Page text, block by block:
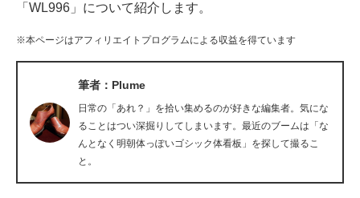
企業ITのトレンドを詳説
経営リーダーのコミュニティ
マーケ×ITの今がよく分かる
「WL996」について紹介します。
※本ページはアフィリエイトプログラムによる収益を得ています
筆者：Plume
日常の「あれ？」を拾い集めるのが好きな編集者。気にな
ることはつい深掘りしてしまいます。最近のブームは「な
んとなく明朝体っぽいゴシック体看板」を探して撮るこ
と。